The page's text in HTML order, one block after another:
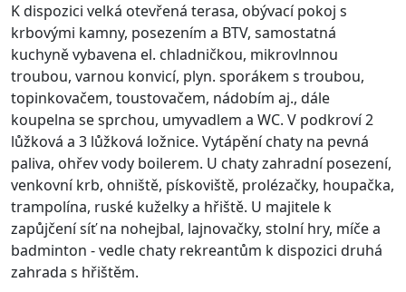
K dispozici velká otevřená terasa, obývací pokoj s
krbovými kamny, posezením a BTV, samostatná
kuchyně vybavena el. chladničkou, mikrovlnnou
troubou, varnou konvicí, plyn. sporákem s troubou,
topinkovačem, toustovačem, nádobím aj., dále
koupelna se sprchou, umyvadlem a WC. V podkroví 2
lůžková a 3 lůžková ložnice. Vytápění chaty na pevná
paliva, ohřev vody boilerem. U chaty zahradní posezení,
venkovní krb, ohniště, pískoviště, prolézačky, houpačka,
trampolína, ruské kuželky a hřiště. U majitele k
zapůjčení síť na nohejbal, lajnovačky, stolní hry, míče a
badminton - vedle chaty rekreantům k dispozici druhá
zahrada s hřištěm.